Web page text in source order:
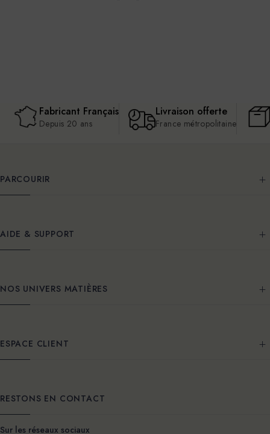
Fabricant Français
Depuis 20 ans
Livraison offerte
France métropolitaine
PARCOURIR
AIDE & SUPPORT
NOS UNIVERS MATIÈRES
ESPACE CLIENT
RESTONS EN CONTACT
Sur les réseaux sociaux